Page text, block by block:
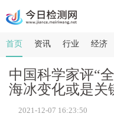
首页 资讯 行业 经济
中国科学家评“
海冰变化或是关
2021-12-07 16:23:50